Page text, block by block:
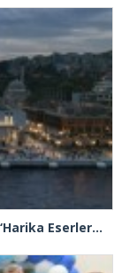
İstanbul Modern’in yeni binası, dünyada ‘Harika Eserler’ listesinde